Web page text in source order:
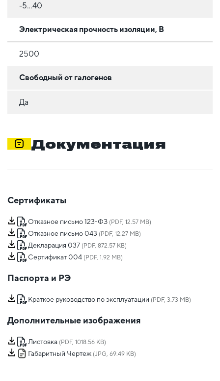
-5…40
Электрическая прочность изоляции, В
2500
Свободный от галогенов
Да
Документация
Сертификаты
Отказное письмо 123-ФЗ (PDF, 12.57 MB)
Отказное письмо 043 (PDF, 12.27 MB)
Декларация 037 (PDF, 872.57 KB)
Сертификат 004 (PDF, 1.92 MB)
Паспорта и РЭ
Краткое руководство по эксплуатации (PDF, 3.73 MB)
Дополнительные изображения
Листовка (PDF, 1018.56 KB)
Габаритный Чертеж (JPG, 69.49 KB)